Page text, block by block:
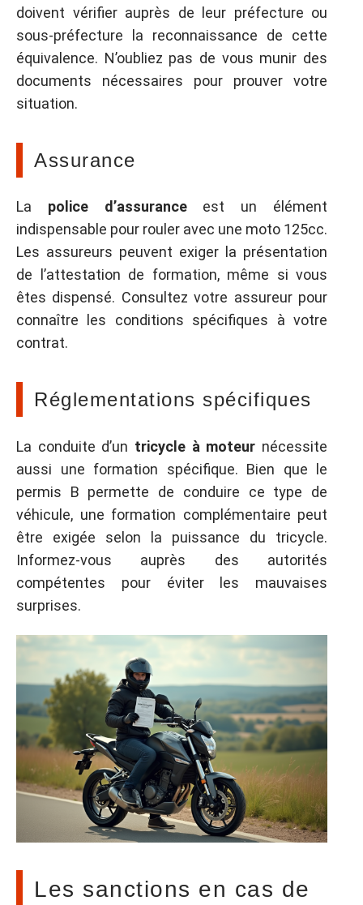
doivent vérifier auprès de leur préfecture ou
sous-préfecture la reconnaissance de cette
équivalence. N’oubliez pas de vous munir des
documents nécessaires pour prouver votre
situation.
Assurance
La police d’assuranceest un élément
indispensable pour rouler avec une moto 125cc.
Les assureurs peuvent exiger la présentation
de l’attestation de formation, même si vous
êtes dispensé. Consultez votre assureur pour
connaître les conditions spécifiques à votre
contrat.
Réglementations spécifiques
La conduite d’un tricycle à moteur nécessite
aussi une formation spécifique. Bien que le
permis B permette de conduire ce type de
véhicule, une formation complémentaire peut
être exigée selon la puissance du tricycle.
Informez-vous auprès des autorités
compétentes pour éviter les mauvaises
surprises.
Les sanctions en cas de